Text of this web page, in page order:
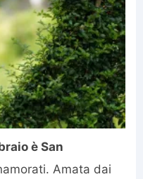
è San
Amata dai